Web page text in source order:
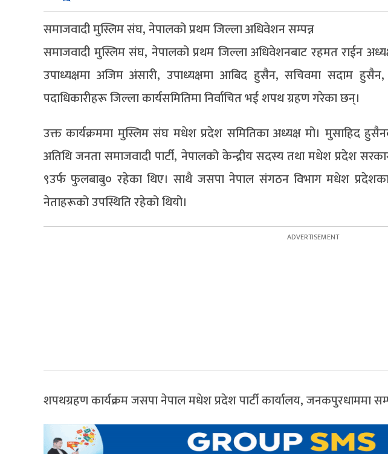
समाजवादी मुस्लिम संघ, नेपालको प्रथम जिल्ला अधिवेशन सम्पन्न
समाजवादी मुस्लिम संघ, नेपालको प्रथम जिल्ला अधिवेशनबाट रहमत राईन अध्यक्ष
उपाध्यक्षमा अजिम अंसारी, उपाध्यक्षमा आबिद हुसैन, सचिवमा सदाम
पदाधिकारीहरू जिल्ला कार्यसमितिमा निर्वाचित भई शपथ ग्रहण गरेका छन्।
उक्त कार्यक्रममा मुस्लिम संघ मधेश प्रदेश समितिका अध्यक्ष मो। मुसाहिद
अतिथि जनता समाजवादी पार्टी, नेपालको केन्द्रीय सदस्य तथा मधेश प्रदेश
९उर्फ फुलबाबु० रहेका थिए। साथै जसपा नेपाल संगठन विभाग मधेश
नेताहरूको उपस्थिति रहेको थियो।
शपथग्रहण कार्यक्रम जसपा नेपाल मधेश प्रदेश पार्टी कार्यालय, जनकपुरधाममा